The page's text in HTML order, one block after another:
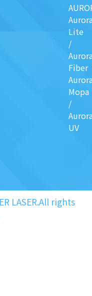
Lite
/
Fiber
Mopa
/
UV
LASER.All rights